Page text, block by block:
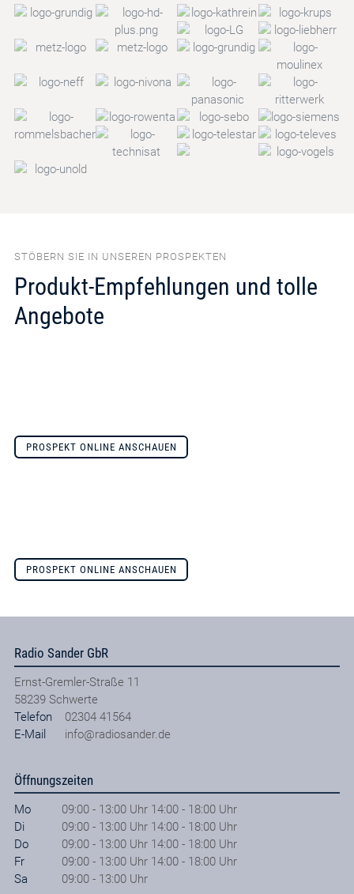
STÖBERN SIE IN UNSEREN PROSPEKTEN
Produkt-Empfehlungen und tolle
Angebote
PROSPEKT ONLINE ANSCHAUEN
PROSPEKT ONLINE ANSCHAUEN
Radio Sander GbR
Ernst-Gremler-Straße 11
58239 Schwerte
Telefon
02304 41564
E-Mail
info@radiosander.de
Öffnungszeiten
Mo
09:00 - 13:00 Uhr 14:00 - 18:00 Uhr
Di
09:00 - 13:00 Uhr 14:00 - 18:00 Uhr
Do
09:00 - 13:00 Uhr 14:00 - 18:00 Uhr
Fr
09:00 - 13:00 Uhr 14:00 - 18:00 Uhr
Sa
09:00 - 13:00 Uhr